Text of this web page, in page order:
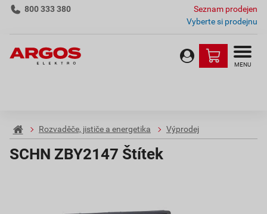
800 333 380
Seznam prodejen
Vyberte si prodejnu
MENU
Rozvaděče, jističe a energetika Výprodej
SCHN ZBY2147 Štítek